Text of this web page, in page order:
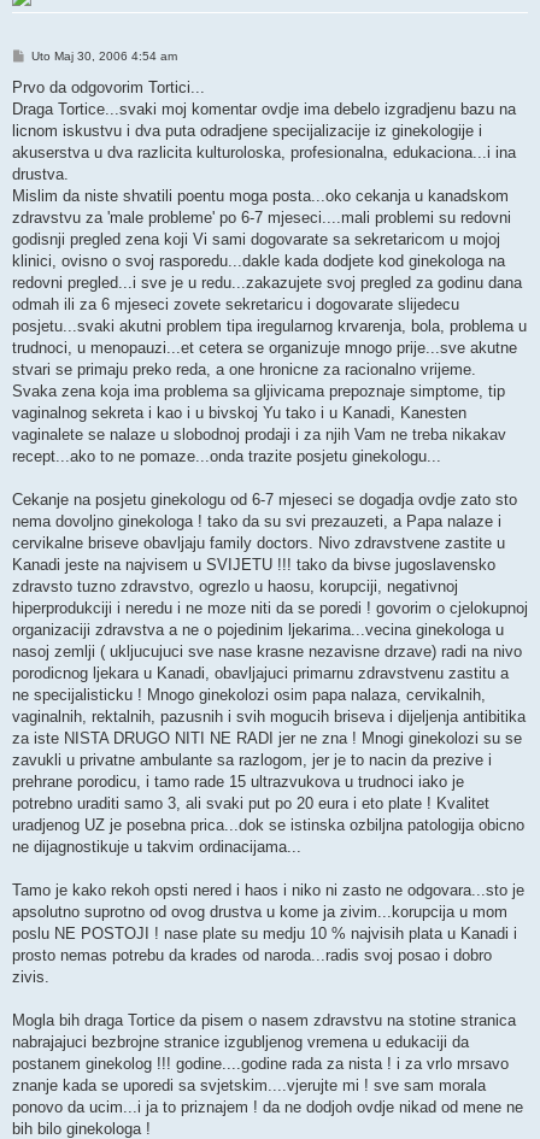
Post
Uto Maj 30, 2006 4:54 am
Prvo da odgovorim Tortici...
Draga Tortice...svaki moj komentar ovdje ima debelo izgradjenu bazu na
licnom iskustvu i dva puta odradjene specijalizacije iz ginekologije i
akuserstva u dva razlicita kulturoloska, profesionalna, edukaciona...i ina
drustva.
Mislim da niste shvatili poentu moga posta...oko cekanja u kanadskom
zdravstvu za 'male probleme' po 6-7 mjeseci....mali problemi su redovni
godisnji pregled zena koji Vi sami dogovarate sa sekretaricom u mojoj
klinici, ovisno o svoj rasporedu...dakle kada dodjete kod ginekologa na
redovni pregled...i sve je u redu...zakazujete svoj pregled za godinu dana
odmah ili za 6 mjeseci zovete sekretaricu i dogovarate slijedecu
posjetu...svaki akutni problem tipa iregularnog krvarenja, bola, problema u
trudnoci, u menopauzi...et cetera se organizuje mnogo prije...sve akutne
stvari se primaju preko reda, a one hronicne za racionalno vrijeme.
Svaka zena koja ima problema sa gljivicama prepoznaje simptome, tip
vaginalnog sekreta i kao i u bivskoj Yu tako i u Kanadi, Kanesten
vaginalete se nalaze u slobodnoj prodaji i za njih Vam ne treba nikakav
recept...ako to ne pomaze...onda trazite posjetu ginekologu...
Cekanje na posjetu ginekologu od 6-7 mjeseci se dogadja ovdje zato sto
nema dovoljno ginekologa ! tako da su svi prezauzeti, a Papa nalaze i
cervikalne briseve obavljaju family doctors. Nivo zdravstvene zastite u
Kanadi jeste na najvisem u SVIJETU !!! tako da bivse jugoslavensko
zdravsto tuzno zdravstvo, ogrezlo u haosu, korupciji, negativnoj
hiperprodukciji i neredu i ne moze niti da se poredi ! govorim o cjelokupnoj
organizaciji zdravstva a ne o pojedinim ljekarima...vecina ginekologa u
nasoj zemlji ( ukljucujuci sve nase krasne nezavisne drzave) radi na nivo
porodicnog ljekara u Kanadi, obavljajuci primarnu zdravstvenu zastitu a
ne specijalisticku ! Mnogo ginekolozi osim papa nalaza, cervikalnih,
vaginalnih, rektalnih, pazusnih i svih mogucih briseva i dijeljenja antibitika
za iste NISTA DRUGO NITI NE RADI jer ne zna ! Mnogi ginekolozi su se
zavukli u privatne ambulante sa razlogom, jer je to nacin da prezive i
prehrane porodicu, i tamo rade 15 ultrazvukova u trudnoci iako je
potrebno uraditi samo 3, ali svaki put po 20 eura i eto plate ! Kvalitet
uradjenog UZ je posebna prica...dok se istinska ozbiljna patologija obicno
ne dijagnostikuje u takvim ordinacijama...
Tamo je kako rekoh opsti nered i haos i niko ni zasto ne odgovara...sto je
apsolutno suprotno od ovog drustva u kome ja zivim...korupcija u mom
poslu NE POSTOJI ! nase plate su medju 10 % najvisih plata u Kanadi i
prosto nemas potrebu da krades od naroda...radis svoj posao i dobro
zivis.
Mogla bih draga Tortice da pisem o nasem zdravstvu na stotine stranica
nabrajajuci bezbrojne stranice izgubljenog vremena u edukaciji da
postanem ginekolog !!! godine....godine rada za nista ! i za vrlo mrsavo
znanje kada se uporedi sa svjetskim....vjerujte mi ! sve sam morala
ponovo da ucim...i ja to priznajem ! da ne dodjoh ovdje nikad od mene ne
bih bilo ginekologa !